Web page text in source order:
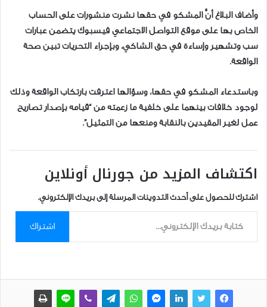
وأضاف البلاغ أنَّ المشكو في حقها نشرت منشورات على الحساب
الخاص بها على موقع التواصل الاجتماعي فيسبوك يتضمن عبارات
سب وتشهير وإساءة في حق الشاكي، وبإجراء التحريات تبين صحة
الواقعة.
وباستدعاء المشكو في حقها، وسؤالها اعترفت بارتكاب الواقعة وذلك
لوجود خلافات بينهما على خلفية ما زعمته من “قيامه بإصدار تصاريح
عمل لغير المقيدين بالنقابة ومنعها من التمثيل”.
اكتشاف المزيد من جورنال أونلاين
اشترك للحصول على أحدث التدوينات المرسلة إلى بريدك الإلكتروني.
كتابة بريدك الإلكتروني...
اشتراك